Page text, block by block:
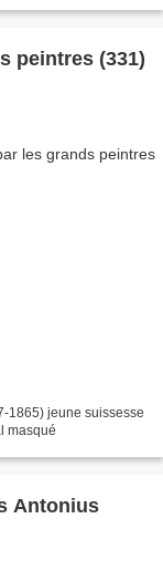
peintres (331)
1865) jeune suissesse
masqué
Antonius